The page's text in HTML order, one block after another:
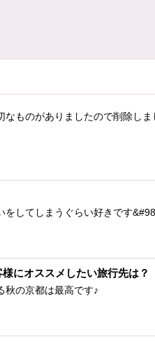
ものがありましたので削除しま
してしまうぐらい好きです
にオススメしたい旅行先は？
秋の京都は最高です♪